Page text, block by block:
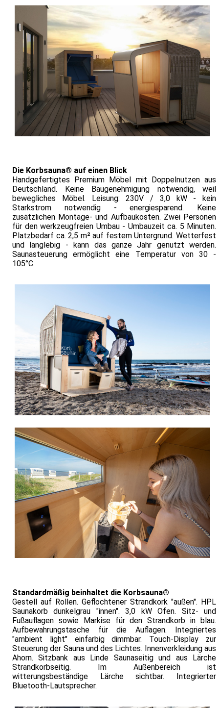
Die Korbsauna® auf einen Blick
Handgefertigtes Premium Möbel mit Doppelnutzen aus
Deutschland. Keine Baugenehmigung notwendig, weil
bewegliches Möbel. Leisung: 230V / 3,0 kW - kein
Starkstrom notwendig - energiesparend. Keine
zusätzlichen Montage- und Aufbaukosten. Zwei Personen
für den werkzeugfreien Umbau - Umbauzeit ca. 5 Minuten.
Platzbedarf ca. 2,5 m² auf festem Untergrund. Wetterfest
und langlebig - kann das ganze Jahr genutzt werden.
Saunasteuerung ermöglicht eine Temperatur von 30 -
105°C.
Standardmäßig beinhaltet die Korbsauna®
Gestell auf Rollen. Geflochtener Strandkork "außen". HPL
Saunakorb dunkelgrau "innen". 3,0 kW Ofen. Sitz- und
Fußauflagen sowie Markise für den Strandkorb in blau.
Aufbewahrungstasche für die Auflagen. Integriertes
"ambient light" einfarbig dimmbar. Touch-Display zur
Steuerung der Sauna und des Lichtes. Innenverkleidung aus
Ahorn. Sitzbank aus Linde Saunaseitig und aus Lärche
Strandkorbseitig. Im Außenbereich ist
witterungsbeständige Lärche sichtbar. Integrierter
Bluetooth-Lautsprecher.